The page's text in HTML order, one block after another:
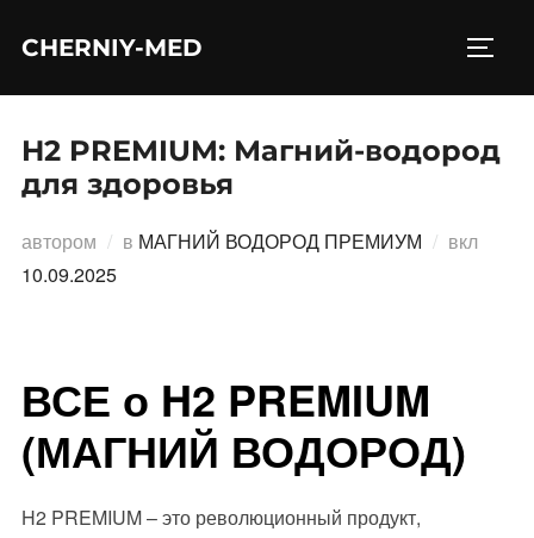
CHERNIY-MED
H2 PREMIUM: Магний-водород
для здоровья
автором в МАГНИЙ ВОДОРОД ПРЕМИУМ вкл
10.09.2025
ВСЕ о H2 PREMIUM
(МАГНИЙ ВОДОРОД)
H2 PREMIUM – это революционный продукт,